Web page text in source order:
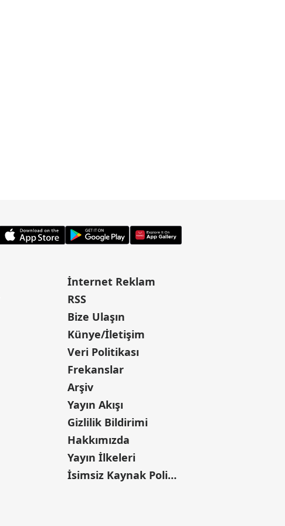
İnternet Reklam
RSS
Bize Ulaşın
Künye/İletişim
Veri Politikası
Frekanslar
Arşiv
Yayın Akışı
Gizlilik Bildirimi
Hakkımızda
Yayın İlkeleri
İsimsiz Kaynak Politikası